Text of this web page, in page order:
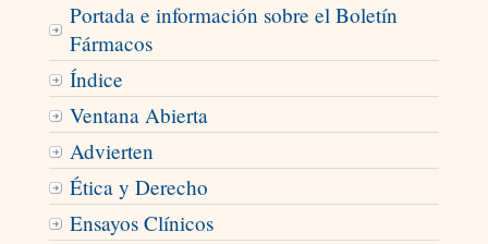
Portada e información sobre el Boletín
Fármacos
Índice
Ventana Abierta
Advierten
Ética y Derecho
Ensayos Clínicos